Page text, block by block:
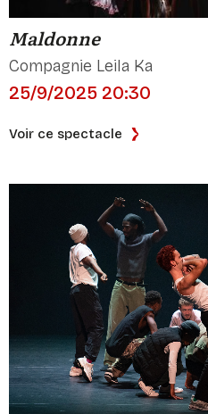
Maldonne
Compagnie Leila Ka
25/9/2025 20:30
Voir ce spectacle